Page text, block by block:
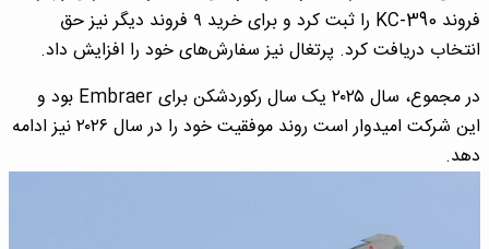
فروند KC-390 را ثبت کرد و برای خرید ۹ فروند دیگر نیز حق
انتخاب دریافت کرد. پرتغال نیز سفارش‌های خود را افزایش داد.
در مجموع، سال ۲۰۲۵ یک سال رکوردشکن برای Embraer بود و
این شرکت امیدوار است روند موفقیت خود را در سال ۲۰۲۶ نیز ادامه
دهد.